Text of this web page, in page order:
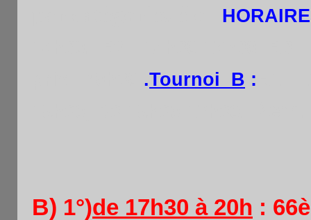
.Tournoi B :
B) 1°)de 17h30 à 20h :